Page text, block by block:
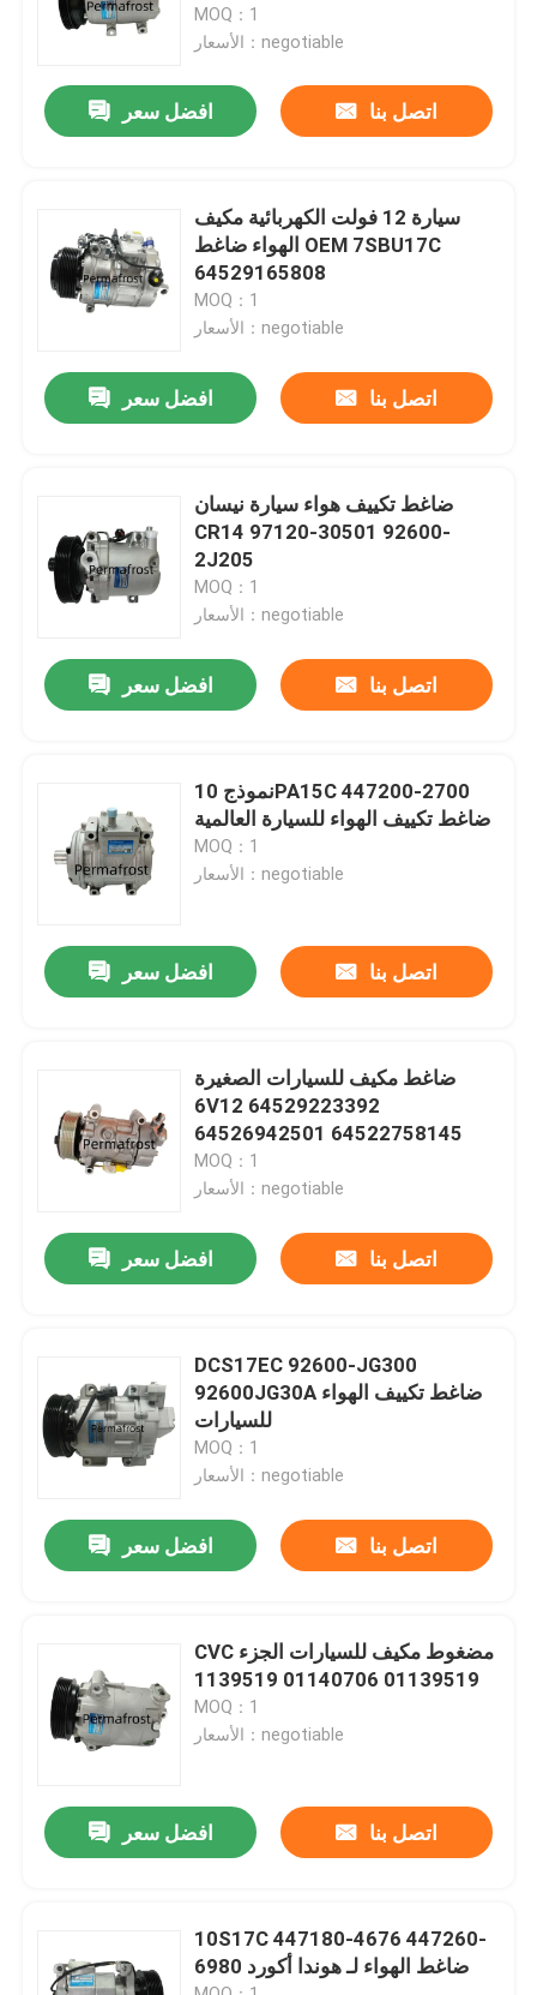
إتصال
المنتجات
ضاغط التيار المتردد الآلي
ضاغط مكيف الهواء
ضاغط هواء تلقائي
ضاغط تكييف الهواء للسيارة
MOQ：1
الأسعار：negotiable
افضل سعر اتصل بنا
سيارة 12 فولت الكهربائية مكيف
الهواء ضاغط OEM 7SBU17C
64529165808
MOQ：1
الأسعار：negotiable
افضل سعر اتصل بنا
ضاغط تكييف هواء سيارة نيسان
CR14 97120-30501 92600-
2J205
MOQ：1
الأسعار：negotiable
افضل سعر اتصل بنا
نموذج 10PA15C 447200-2700
ضاغط تكييف الهواء للسيارة العالمية
MOQ：1
الأسعار：negotiable
افضل سعر اتصل بنا
ضاغط مكيف للسيارات الصغيرة
6V12 64529223392
64526942501 64522758145
MOQ：1
الأسعار：negotiable
افضل سعر اتصل بنا
DCS17EC 92600-JG300
92600JG30A ضاغط تكييف الهواء
للسيارات
MOQ：1
الأسعار：negotiable
افضل سعر اتصل بنا
CVC مضغوط مكيف للسيارات الجزء
01139519 01140706 1139519
MOQ：1
الأسعار：negotiable
افضل سعر اتصل بنا
10S17C 447180-4676 447260-
6980 ضاغط الهواء لـ هوندا أكورد